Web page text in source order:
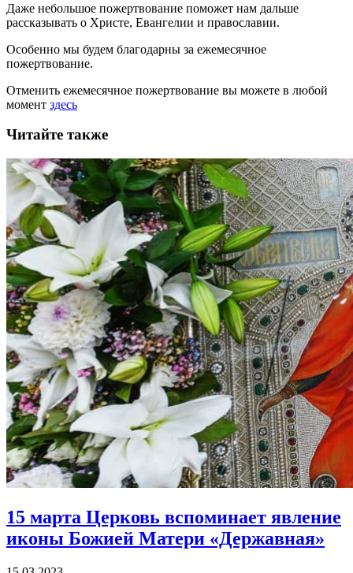
Даже небольшое пожертвование поможет нам дальше
рассказывать о Христе, Евангелии и православии.
Особенно мы будем благодарны за ежемесячное
пожертвование.
Отменить ежемесячное пожертвование вы можете в любой
момент здесь
Читайте также
15 марта Церковь вспоминает явление
иконы Божией Матери «Державная»